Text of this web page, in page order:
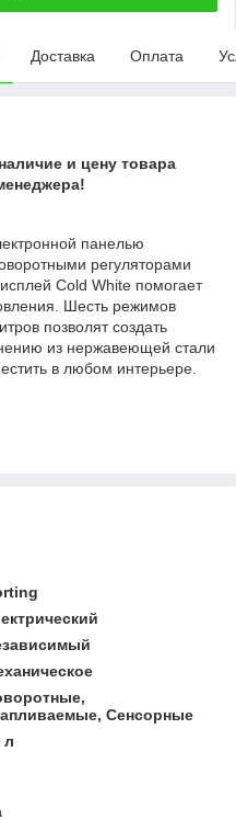
Доставка Оплата
и цену товара
панелью
регуляторами
Cold White помогает
Шесть режимов
позволят создать
из нержавеющей стали
в любом интерьере.
Сенсорные
л